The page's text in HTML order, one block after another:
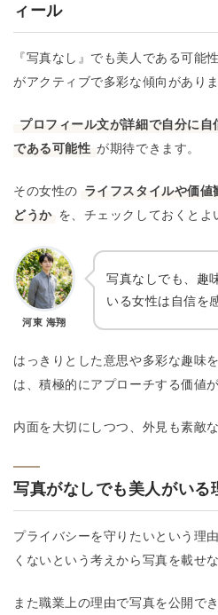
ィール
『写真なし』でも美人である可能
がアクティブで多彩な傾向がありま
プロフィール文が詳細で自分に
である可能性 が期待できます。
その女性の ライフスタイルや価
どうか を、チェックしておくとよ
河東 海翔
写真なしでも、趣
いる女性は自信を
はっきりとした意思や多彩な趣味
は、積極的にアプローチする価値
内面を大切にしつつ、外見も素敵
写真がなしでも美人がいる
プライバシーを守りたいという理
くないという考えから写真を載せ
また職業上の理由で写真を公開で